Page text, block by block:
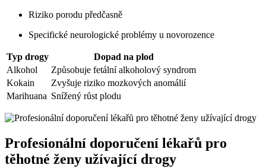
Riziko porodu předčasně
Specifické neurologické problémy u novorozence
Typ drogy
Dopad na plod
Alkohol
Způsobuje fetální alkoholový syndrom
Kokain
Zvyšuje riziko mozkových anomálií
Marihuana Snížený růst plodu
Profesionální doporučení lékařů pro
těhotné ženy užívající drogy